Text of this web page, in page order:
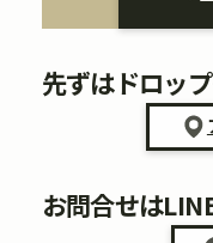
先ずはドロッ
お問合せは